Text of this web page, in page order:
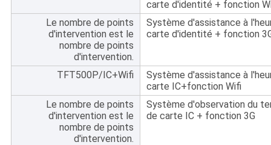
carte d'identité + fonction
Le nombre de points
d'intervention est le
nombre de points
d'intervention.
Système d'assistance à
carte d'identité + fonction
TFT500P/IC+Wifi
Système d'assistance à
carte IC+fonction Wifi
Le nombre de points
d'intervention est le
nombre de points
d'intervention.
Système d'observation du
de carte IC + fonction 3G